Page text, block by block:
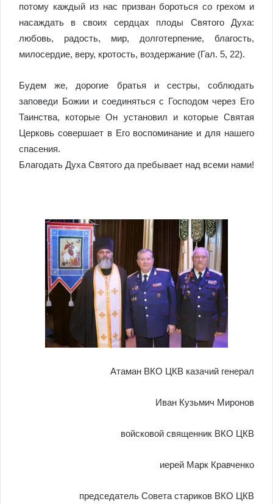
потому каждый из нас призван бороться со грехом и
насаждать в своих сердцах плоды Святого Духа:
любовь, радость, мир, долготерпение, благость,
милосердие, веру, кротость, воздержание (Гал. 5, 22).
Будем же, дорогие братья и сестры, соблюдать
заповеди Божии и соединяться с Господом через Его
Таинства, которые Он установил и которые Святая
Церковь совершает в Его воспоминание и для нашего
спасения.
Благодать Духа Святого да пребывает над всеми нами!
Атаман ВКО ЦКВ казачий генерал
Иван Кузьмич Миронов
войсковой священник ВКО ЦКВ
иерей Марк Кравченко
председатель Совета стариков ВКО ЦКВ